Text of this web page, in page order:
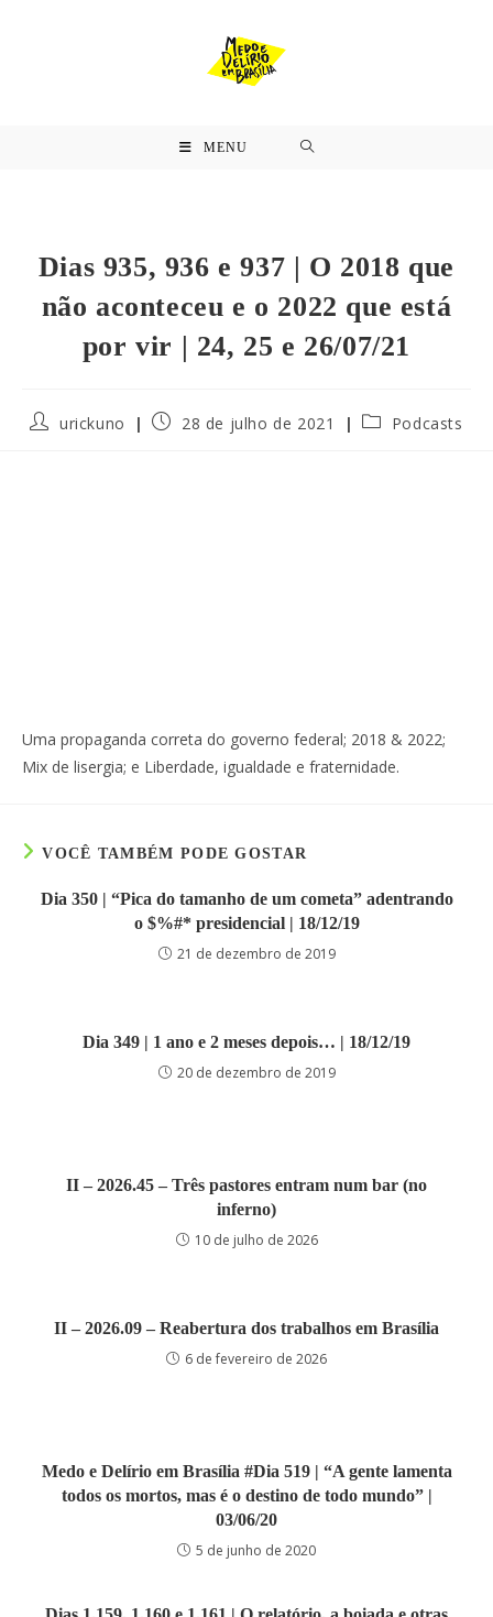
MENU
Dias 935, 936 e 937 | O 2018 que
não aconteceu e o 2022 que está
por vir | 24, 25 e 26/07/21
urickuno 28 de julho de 2021 Podcasts
Uma propaganda correta do governo federal; 2018 & 2022;
Mix de lisergia; e Liberdade, igualdade e fraternidade.
VOCÊ TAMBÉM PODE GOSTAR
Dia 350 | “Pica do tamanho de um cometa” adentrando
o $%#* presidencial | 18/12/19
21 de dezembro de 2019
Dia 349 | 1 ano e 2 meses depois… | 18/12/19
20 de dezembro de 2019
II – 2026.45 – Três pastores entram num bar (no
inferno)
10 de julho de 2026
II – 2026.09 – Reabertura dos trabalhos em Brasília
6 de fevereiro de 2026
Medo e Delírio em Brasília #Dia 519 | “A gente lamenta
todos os mortos, mas é o destino de todo mundo” |
03/06/20
5 de junho de 2020